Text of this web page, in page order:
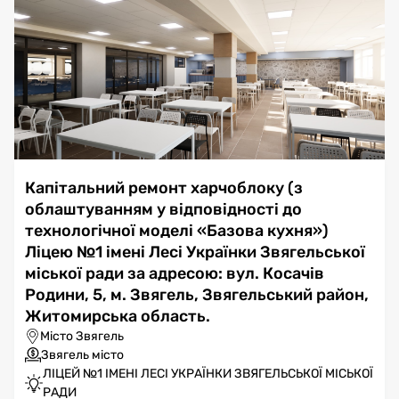
Капітальний ремонт харчоблоку (з
облаштуванням у відповідності до
технологічної моделі «Базова кухня»)
Ліцею №1 імені Лесі Українки Звягельської
міської ради за адресою: вул. Косачів
Родини, 5, м. Звягель, Звягельський район,
Житомирська область.
Місто Звягель
Звягель місто
ЛІЦЕЙ №1 ІМЕНІ ЛЕСІ УКРАЇНКИ ЗВЯГЕЛЬСЬКОЇ МІСЬКОЇ
РАДИ